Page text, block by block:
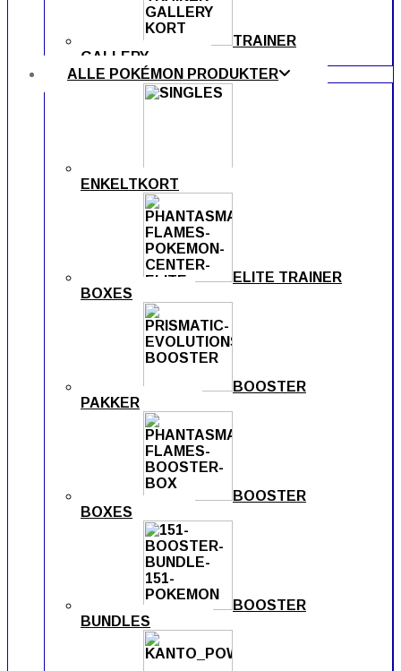
TRAINER
GALLERY
ALLE POKÉMON PRODUKTER
ENKELTKORT
ELITE TRAINER
BOXES
BOOSTER
PAKKER
BOOSTER
BOXES
BOOSTER
BUNDLES